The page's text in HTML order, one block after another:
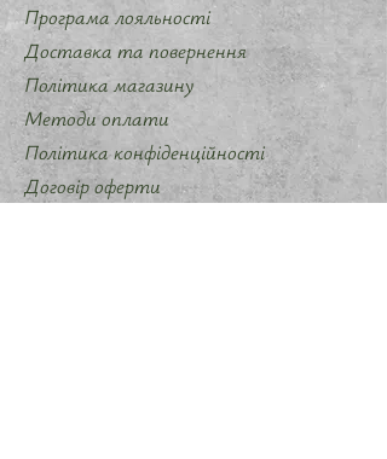
Програма лояльності
Доставка та повернення
Політика магазину
Методи оплати
Політика конфіденційності
Договір оферти